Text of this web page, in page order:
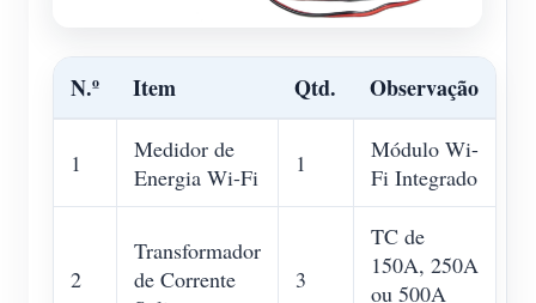
N.º Item Qtd. Observação
1
Medidor de
Energia Wi-Fi
1
Módulo Wi-
Fi Integrado
2
Transformador
de Corrente
3
TC de
150A, 250A
ou 500A